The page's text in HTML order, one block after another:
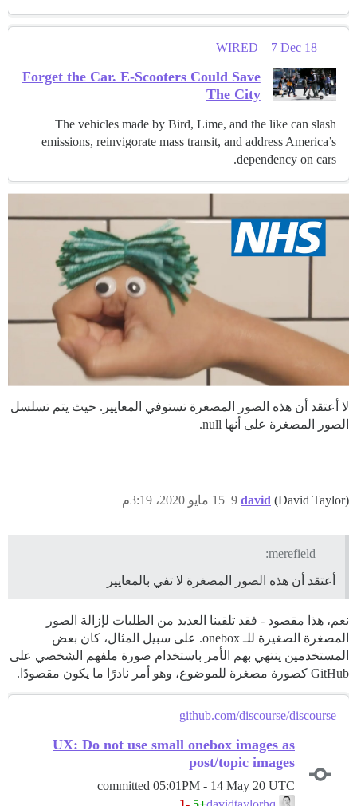
WIRED – 7 Dec 18
Forget the Car. E-Scooters Could Save
The City
The vehicles made by Bird, Lime, and the like can slash
emissions, reinvigorate mass transit, and address America’s
dependency on cars.
لا أعتقد أن هذه الصور المصغرة تستوفي المعايير. حيث يتم تسلسل
الصور المصغرة على أنها null.
david (David Taylor) 15 مايو 2020، 3:19م 9
merefield:
أعتقد أن هذه الصور المصغرة لا تفي بالمعايير
نعم، هذا مقصود - فقد تلقينا العديد من الطلبات لإزالة الصور
المصغرة الصغيرة للـ onebox. على سبيل المثال، كان بعض
المستخدمين ينتهي بهم الأمر باستخدام صورة ملفهم الشخصي على
GitHub كصورة مصغرة للموضوع، وهو أمر نادرًا ما يكون مقصودًا.
github.com/discourse/discourse
UX: Do not use small onebox images as
post/topic images
committed 05:01PM - 14 May 20 UTC